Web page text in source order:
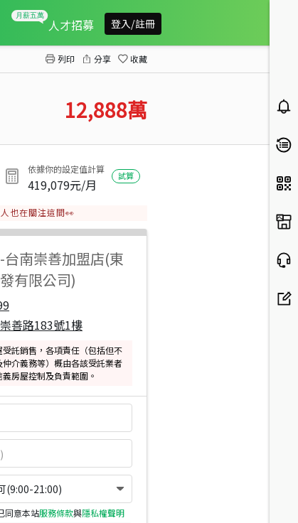
人才招募 登入/註冊
列印 分享 收藏
12,888萬
依據你的設定值計算
419,079元/月
試算
人也在關注這間👀
-台南崇善加盟店(東
有限公司)
善路183號1樓
託銷售，各項責任（包括但不
介義務等）概由各該受託業者
房屋控制及負責範圍。
(9:00-21:00)
同意本站服務條款與隱私權聲明